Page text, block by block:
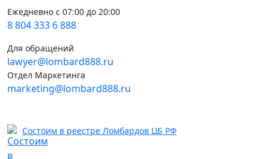
Ежедневно с 07:00 до 20:00
8 804 333 6 888
Для обращений
lawyer@lombard888.ru
Отдел Маркетинга
marketing@lombard888.ru
Состоим в реестре Ломбардов ЦБ РФ